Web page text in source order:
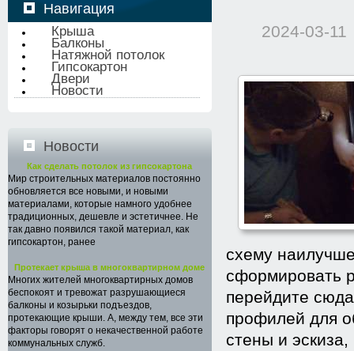
2024-03-11
схему
сформировать
перейдите
профилей для
стены и
Навигация
Крыша
Балконы
Натяжной потолок
Гипсокартон
Двери
Новости
Новости
Как сделать потолок из гипсокартона
Мир строительных материалов постоянно
обновляется все новыми, и новыми
материалами, которые намного удобнее
традиционных, дешевле и эстетичнее. Не
так давно появился такой материал, как
гипсокартон, ранее
Протекает крыша в многоквартирном доме
Многих жителей многоквартирных домов
беспокоят и тревожат разрушающиеся
балконы и козырьки подъездов,
протекающие крыши. А, между тем, все эти
факторы говорят о некачественной работе
коммунальных служб.